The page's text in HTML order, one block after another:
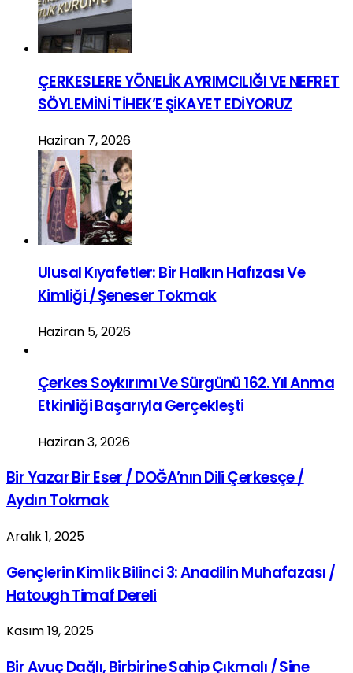
ÇERKESLERE YÖNELİK AYRIMCILIĞI VE NEFRET
SÖYLEMİNİ TİHEK’E ŞİKAYET EDİYORUZ
Haziran 7, 2026
Ulusal Kıyafetler: Bir Halkın Hafızası Ve
Kimliği / Şeneser Tokmak
Haziran 5, 2026
Çerkes Soykırımı Ve Sürgünü 162. Yıl Anma
Etkinliği Başarıyla Gerçekleşti
Haziran 3, 2026
Bir Yazar Bir Eser / DOĞA’nın Dili Çerkesçe /
Aydın Tokmak
Aralık 1, 2025
Gençlerin Kimlik Bilinci 3: Anadilin Muhafazası /
Hatough Timaf Dereli
Kasım 19, 2025
Bir Avuç Dağlı, Birbirine Sahip Çıkmalı / Sine